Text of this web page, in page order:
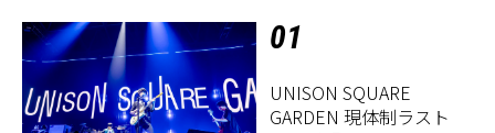
01
UNISON SQUARE
GARDEN 現体制ラスト